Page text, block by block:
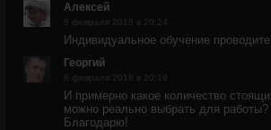
Алексей
8 февраля 2018 в 20:24
Индивидуальное обучение
Георгий
8 февраля 2018 в 20:19
И примерно какое количество
можно реально выбрать для работы?
Благодарю!